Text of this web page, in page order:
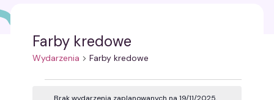
Farby kredowe
Wydarzenia Farby kredowe
Wydarzenia